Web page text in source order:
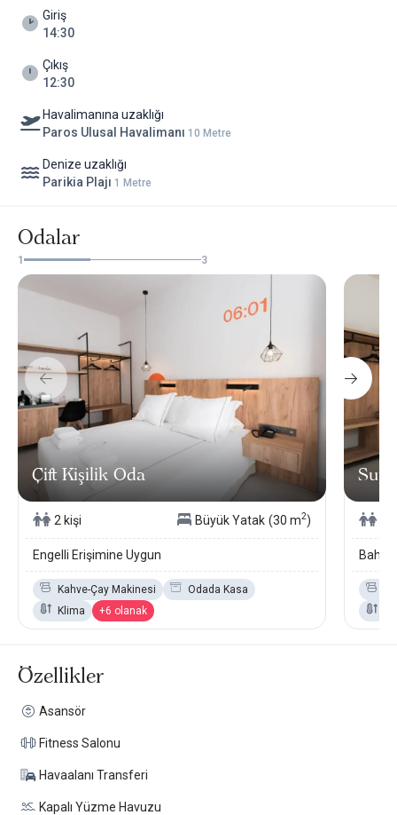
Giriş
14:30
Çıkış
12:30
Havalimanına uzaklığı
Paros Ulusal Havalimanı 10 Metre
Denize uzaklığı
Parikia Plajı 1 Metre
Odalar
1 3
Çift Kişilik Oda
2 kişi Büyük Yatak (30 m2)
Engelli Erişimine Uygun
Kahve-Çay Makinesi
Odada Kasa
Klima
+6 olanak
Bahçe
Özellikler
Asansör
Fitness Salonu
Havaalanı Transferi
Kapalı Yüzme Havuzu